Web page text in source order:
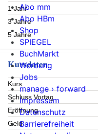
1 Jahr
3 Jahre
5 Jahre
Kursdaten
Kurs
Schluss Vortag
Eröffnung
Geld
Abo mm
Abo HBm
Shop
SPIEGEL
BuchMarkt
Werbung
Jobs
manage › forward
Impressum
Datenschutz
Barrierefreiheit